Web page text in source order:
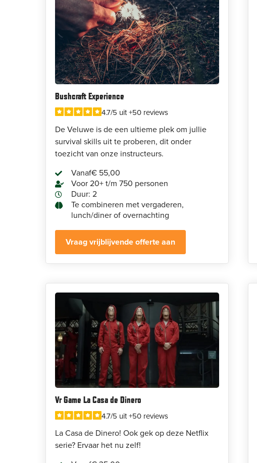
Bushcraft Experience
4.7/5 uit +50 reviews
De Veluwe is de een ultieme plek om jullie
survival skills uit te proberen, dit onder
toezicht van onze instructeurs.
Vanaf€ 55,00
Voor 20+ t/m 750 personen
Duur: 2
Te combineren met vergaderen,
lunch/diner of overnachting
Vraag vrijblijvende offerte aan
Vr Game La Casa de Dinero
4.7/5 uit +50 reviews
La Casa de Dinero! Ook gek op deze Netflix
serie? Ervaar het nu zelf!